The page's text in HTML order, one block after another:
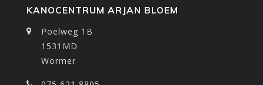
KANOCENTRUM ARJAN BLOEM
Poelweg 1B
1531MD
Wormer